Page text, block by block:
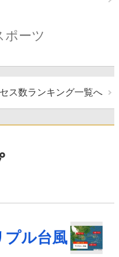
ポーツ
ス数ランキング一覧へ
プル台風